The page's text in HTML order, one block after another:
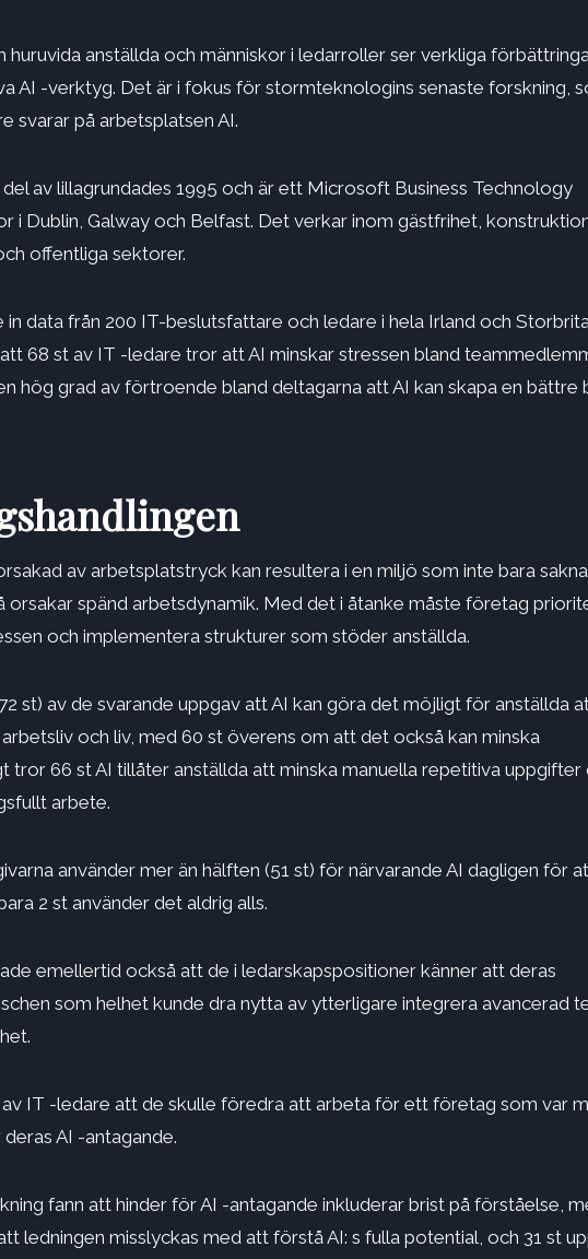
huruvida anställda och människor i ledarroller ser verkliga
AI -verktyg. Det är i fokus för stormteknologins senaste forskning,
svarar på arbetsplatsen AI.
av lillagrundades 1995 och är ett Microsoft Business Technology
i Dublin, Galway och Belfast. Det verkar inom gästfrihet,
offentliga sektorer.
in data från 200 IT-beslutsfattare och ledare i hela Irland och
68 st av IT -ledare tror att AI minskar stressen bland
hög grad av förtroende bland deltagarna att AI kan skapa en bättre
av arbetsplatstryck kan resultera i en miljö som inte bara
spänd arbetsdynamik. Med det i åtanke måste företag
och implementera strukturer som stöder anställda.
st) av de svarande uppgav att AI kan göra det möjligt för anställda
och liv, med 60 st överens om att det också kan minska
tror 66 st AI tillåter anställda att minska manuella repetitiva uppgifter
arbete.
använder mer än hälften (51 st) för närvarande AI dagligen för
2 st använder det aldrig alls.
emellertid också att de i ledarskapspositioner känner att deras
som helhet kunde dra nytta av ytterligare integrera avancerad
IT -ledare att de skulle föredra att arbeta för ett företag som var
AI -antagande.
fann att hinder för AI -antagande inkluderar brist på förståelse,
ledningen misslyckas med att förstå AI: s fulla potential, och 31 st